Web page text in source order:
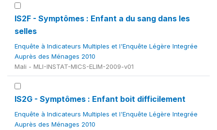
IS2F - Symptômes : Enfant a du sang dans les
selles
Enquête à Indicateurs Multiples et l'Enquête Légère Integrée
Auprès des Ménages 2010
Mali - MLI-INSTAT-MICS-ELIM-2009-v01
IS2G - Symptômes : Enfant boit difficilement
Enquête à Indicateurs Multiples et l'Enquête Légère Integrée
Auprès des Ménages 2010